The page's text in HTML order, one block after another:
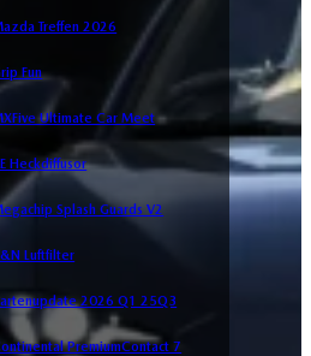
Treffen 2026
Fun
Ultimate Car Meet
Heckdiffusor
Splash Guards V2
Luftfilter
2026 Q1 25Q3
PremiumContact 7